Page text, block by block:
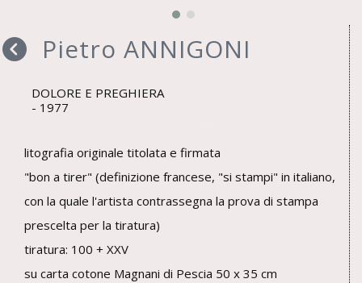
Pietro ANNIGONI
DOLORE E PREGHIERA
1977
litografia originale titolata e firmata
"bon a tirer" (definizione francese, "si stampi" in italiano,
con la quale l'artista contrassegna la prova di stampa
prescelta per la tiratura)
tiratura: 100 + XXV
su carta cotone Magnani di Pescia 50 x 35 cm